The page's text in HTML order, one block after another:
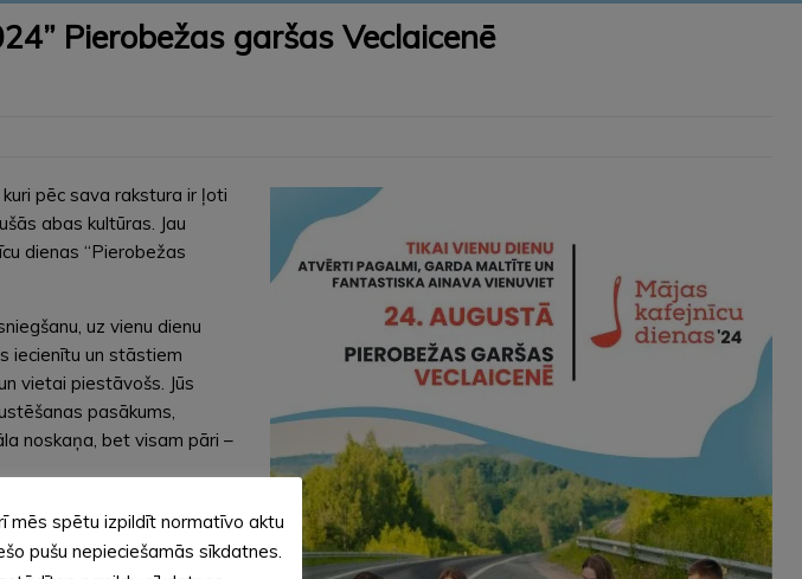
Pierobežas garšas Veclaicenē
pēc sava rakstura ir ļoti
abas kultūras. Jau
dienas “Pierobežas
uz vienu dienu
iecienītu un stāstiem
vietai piestāvošs. Jūs
pasākums,
noskaņa, bet visam pāri –
sajūtams Drusku
ar īpašo akcentu valodā
ja esam to
mēs spētu izpildīt normatīvo aktu
pušu nepieciešamās sīkdatnes.